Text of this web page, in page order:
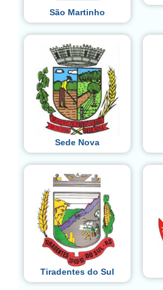
São Martinho
Sede Nova
Tiradentes do Sul